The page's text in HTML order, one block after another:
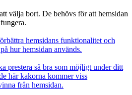
välja bort. De behövs för att hemsidan
hemsidans funktionalitet och
hur hemsidan används.
prestera så bra som möjligt under ditt
här kakorna kommer viss
från hemsidan.